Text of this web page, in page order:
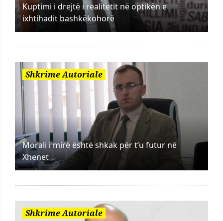
Kuptimi i drejtë i realitetit në optikën e
ixhtihadit bashkëkohorë
Shkrime Autoriale
Morali i mirë është shkak për t’u futur në
Xhenet
Shkrime Autoriale